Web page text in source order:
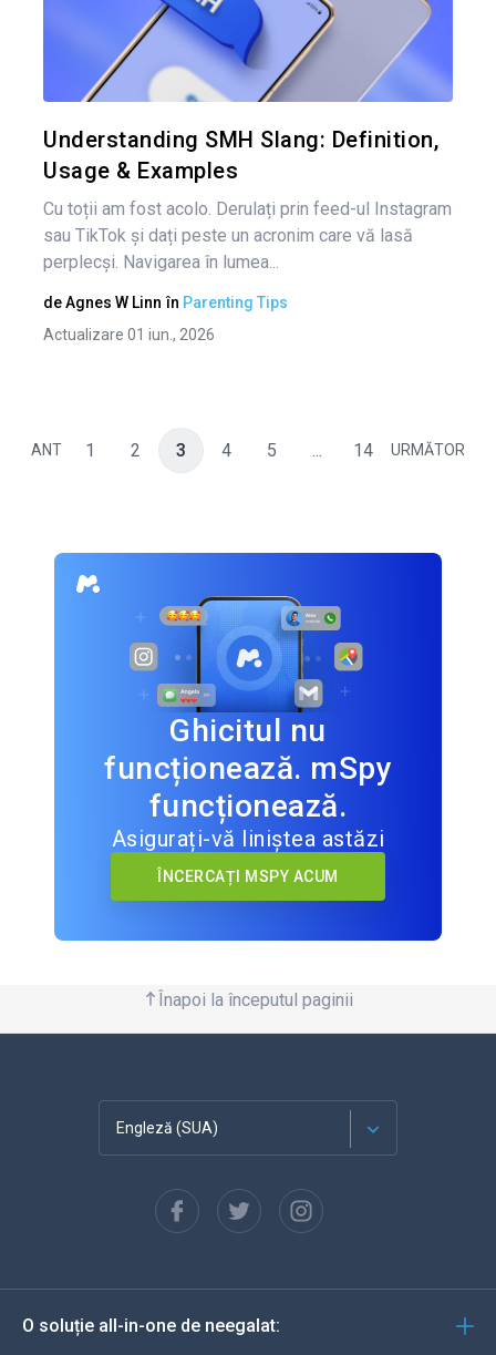
Understanding SMH Slang: Definition,
Usage & Examples
Cu toții am fost acolo. Derulați prin feed-ul Instagram
sau TikTok și dați peste un acronim care vă lasă
perplecși. Navigarea în lumea...
deAgnes W Linn în Parenting Tips
Actualizare 01 iun., 2026
ANT 1 2 3 4 5 ... 14 URMĂTOR
Ghicitul nu
funcționează. mSpy
funcționează.
Asigurați-vă liniștea astăzi
ÎNCERCAȚI MSPY ACUM
Înapoi la începutul paginii
Engleză (SUA)
Español
Deutsch
O soluție all-in-one de neegalat: